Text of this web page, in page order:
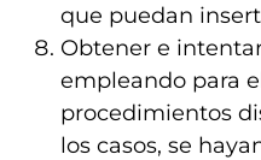
que puedan
Obtener e
empleando para
procedimientos
los casos, se